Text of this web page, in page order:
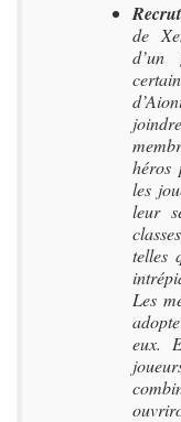
de
d’un
héros
les
leur
telles
Les
eux.